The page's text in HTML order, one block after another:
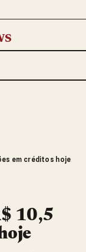
em créditos hoje
10,5